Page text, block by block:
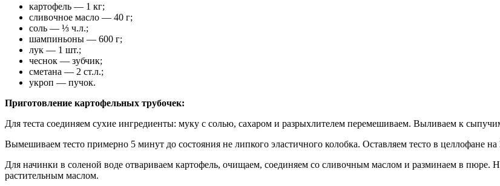
картофель — 1 кг;
сливочное масло — 40 г;
соль — ⅓ ч.л.;
шампиньоны — 600 г;
лук — 1 шт.;
чеснок — зубчик;
сметана — 2 ст.л.;
укроп — пучок.
Приготовление картофельных трубочек:
Для теста соединяем сухие ингредиенты: муку с солью, сахаром и разрыхлителем перемешиваем. Выливаем к
Вымешиваем тесто примерно 5 минут до состояния не липкого эластичного колобка. Оставляем тесто в целлофане на
Для начинки в соленой воде отвариваем картофель, очищаем, соединяем со сливочным маслом и разминаем в пюре.
растительным маслом.